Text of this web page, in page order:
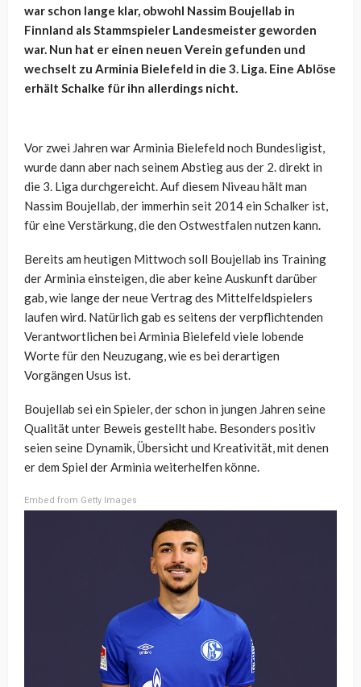
war schon lange klar, obwohl Nassim Boujellab in
Finnland als Stammspieler Landesmeister geworden
war. Nun hat er einen neuen Verein gefunden und
wechselt zu Arminia Bielefeld in die 3. Liga. Eine Ablöse
erhält Schalke für ihn allerdings nicht.
Vor zwei Jahren war Arminia Bielefeld noch Bundesligist,
wurde dann aber nach seinem Abstieg aus der 2. direkt in
die 3. Liga durchgereicht. Auf diesem Niveau hält man
Nassim Boujellab, der immerhin seit 2014 ein Schalker ist,
für eine Verstärkung, die den Ostwestfalen nutzen kann.
Bereits am heutigen Mittwoch soll Boujellab ins Training
der Arminia einsteigen, die aber keine Auskunft darüber
gab, wie lange der neue Vertrag des Mittelfeldspielers
laufen wird. Natürlich gab es seitens der verpflichtenden
Verantwortlichen bei Arminia Bielefeld viele lobende
Worte für den Neuzugang, wie es bei derartigen
Vorgängen Usus ist.
Boujellab sei ein Spieler, der schon in jungen Jahren seine
Qualität unter Beweis gestellt habe. Besonders positiv
seien seine Dynamik, Übersicht und Kreativität, mit denen
er dem Spiel der Arminia weiterhelfen könne.
Embed from Getty Images